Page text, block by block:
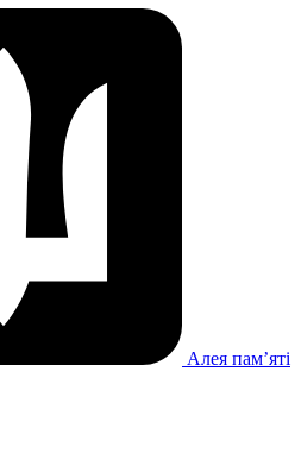
Алея памʼяті